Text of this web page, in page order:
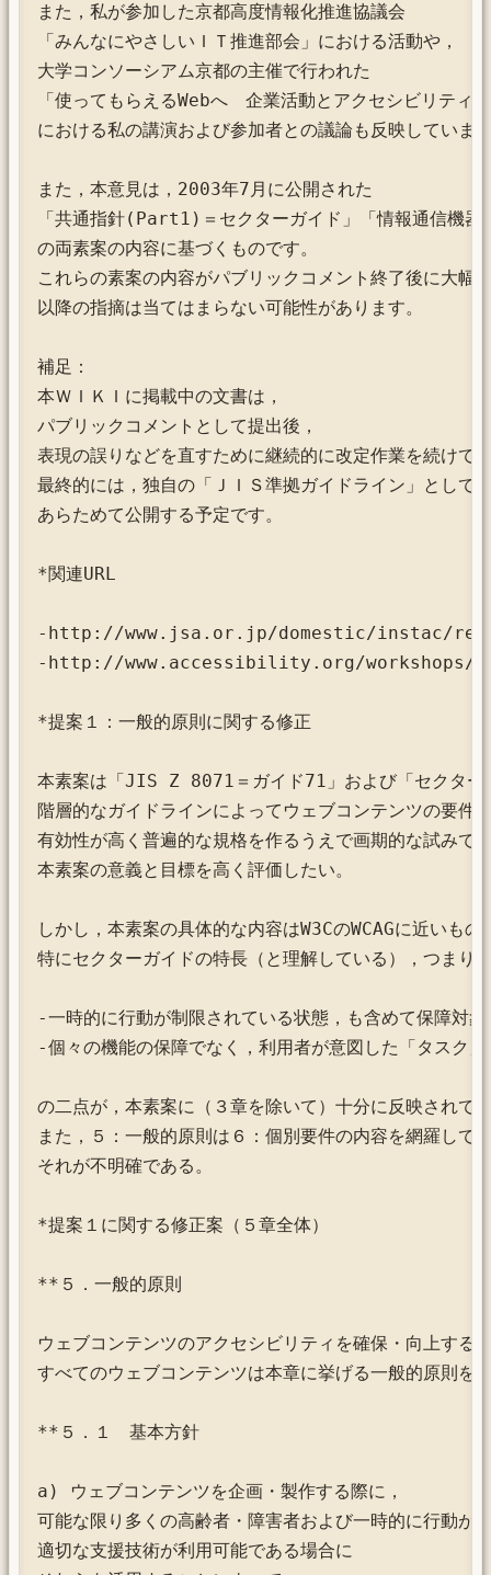
また，私が参加した京都高度情報化推進協議会
「みんなにやさしいＩＴ推進部会」における活動や，
大学コンソーシアム京都の主催で行われた
「使ってもらえるWebへ　企業活動とアクセシビリテ
における私の講演および参加者との議論も反映していま
また，本意見は，2003年7月に公開された
「共通指針(Part1)＝セクターガイド」「情報通信機
の両素案の内容に基づくものです。
これらの素案の内容がパブリックコメント終了後に大幅
以降の指摘は当てはまらない可能性があります。
補足：
本ＷＩＫＩに掲載中の文書は，
パブリックコメントとして提出後，
表現の誤りなどを直すために継続的に改定作業を続けて
最終的には，独自の「ＪＩＳ準拠ガイドライン」として
あらためて公開する予定です。
*関連URL
-http://www.jsa.or.jp/domestic/instac/
-http://www.accessibility.org/workshops/
*提案１：一般的原則に関する修正
本素案は「JIS Z 8071＝ガイド71」および「セクター
階層的なガイドラインによってウェブコンテンツの要件
有効性が高く普遍的な規格を作るうえで画期的な試みで
本素案の意義と目標を高く評価したい。
しかし，本素案の具体的な内容はW3CのWCAGに近いも
特にセクターガイドの特長（と理解している），つまり
-一時的に行動が制限されている状態，も含めて保障対
-個々の機能の保障でなく，利用者が意図した「タスク
の二点が，本素案に（３章を除いて）十分に反映されて
また，５：一般的原則は６：個別要件の内容を網羅して
それが不明確である。
*提案１に関する修正案（５章全体）
**５．一般的原則
ウェブコンテンツのアクセシビリティを確保・向上する
すべてのウェブコンテンツは本章に挙げる一般的原則を
**５．１　基本方針
a) ウェブコンテンツを企画・製作する際に，
可能な限り多くの高齢者・障害者および一時的に行動が
適切な支援技術が利用可能である場合に